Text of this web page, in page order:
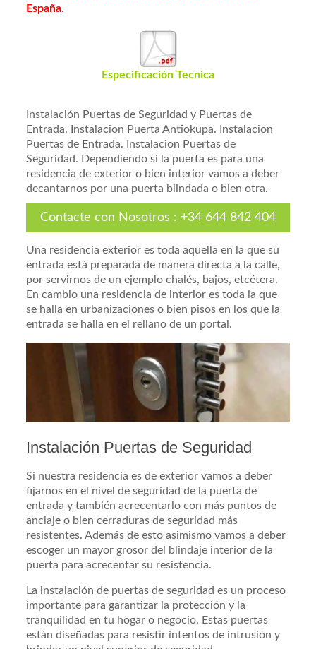
España.
Especificación Tecnica
Instalación Puertas de Seguridad y Puertas de
Entrada. Instalacion Puerta Antiokupa. Instalacion
Puertas de Entrada. Instalacion Puertas de
Seguridad. Dependiendo si la puerta es para una
residencia de exterior o bien interior vamos a deber
decantarnos por una puerta blindada o bien otra.
Contacte con Nosotros : +34 644 842 404
Una residencia exterior es toda aquella en la que su
entrada está preparada de manera directa a la calle,
por servirnos de un ejemplo chalés, bajos, etcétera.
En cambio una residencia de interior es toda la que
se halla en urbanizaciones o bien pisos en los que la
entrada se halla en el rellano de un portal.
Instalación Puertas de Seguridad
Si nuestra residencia es de exterior vamos a deber
fijarnos en el nivel de seguridad de la puerta de
entrada y también acrecentarlo con más puntos de
anclaje o bien cerraduras de seguridad más
resistentes. Además de esto asimismo vamos a deber
escoger un mayor grosor del blindaje interior de la
puerta para acrecentar su resistencia.
La instalación de puertas de seguridad es un proceso
importante para garantizar la protección y la
tranquilidad en tu hogar o negocio. Estas puertas
están diseñadas para resistir intentos de intrusión y